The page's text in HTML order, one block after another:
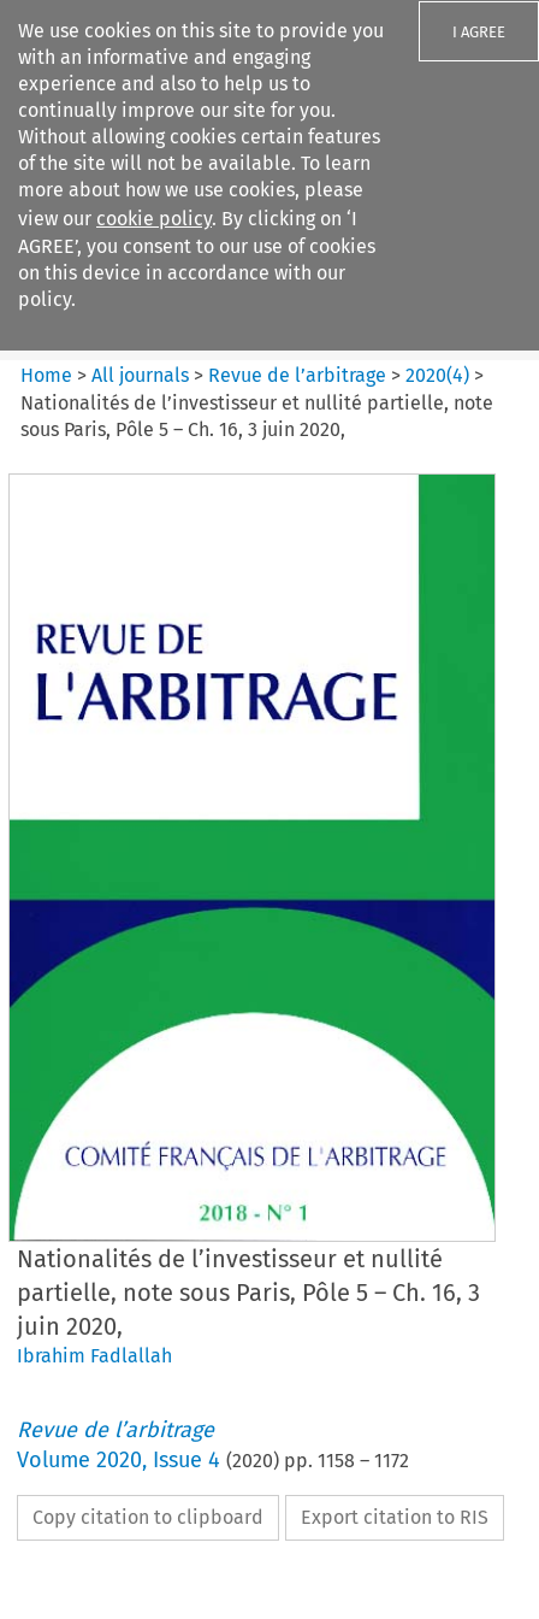
We use cookies on this site to provide you
with an informative and engaging
experience and also to help us to
continually improve our site for you.
Without allowing cookies certain features
of the site will not be available. To learn
more about how we use cookies, please
view our cookie policy. By clicking on ‘I
AGREE’, you consent to our use of cookies
on this device in accordance with our
policy.
I AGREE
Search filters
Revue de
l%E2%80%99arbitrage
Home >All journals > Revue de l’arbitrage >2020(4) >
Nationalités de l’investisseur et nullité partielle, note
sous Paris, Pôle 5 – Ch. 16, 3 juin 2020,
Nationalités de l’investisseur et nullité
partielle, note sous Paris, Pôle 5 – Ch. 16, 3
juin 2020,
Ibrahim Fadlallah
Revue de l’arbitrage
Volume2020, Issue 4 (2020) pp.1158 –1172
Copy citation to clipboard Export citation to RIS